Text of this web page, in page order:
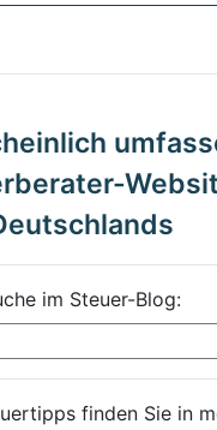
im Steuer-Blog:
finden Sie in